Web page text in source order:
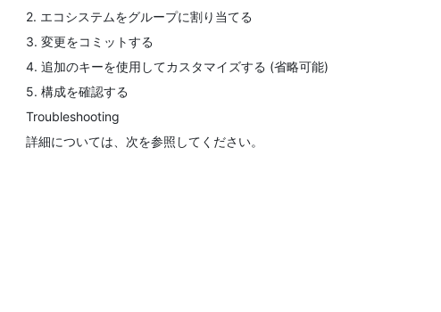
2. エコシステムをグループに割り当てる
3. 変更をコミットする
4. 追加のキーを使用してカスタマイズする (省略可能)
5. 構成を確認する
Troubleshooting
詳細については、次を参照してください。